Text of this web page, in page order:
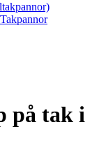
på tak i